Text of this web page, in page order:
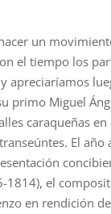
un
el tiempo los
apreciaríamos
primo Miguel
caraqueñas
El
el
en rendición